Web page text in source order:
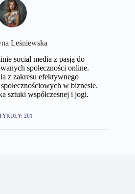
Leśniewska
social media z pasją do
społeczności online.
z zakresu efektywnego
w biznesie.
sztuki współczesnej i jogi.
201